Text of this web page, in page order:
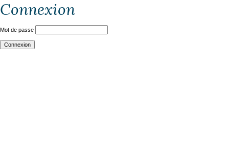
Connexion
Mot de passe